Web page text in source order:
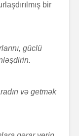
bir
güclü
və getmək